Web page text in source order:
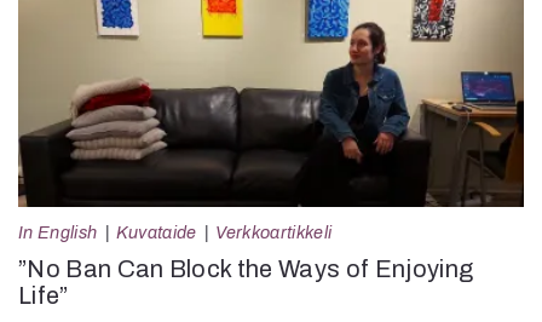
In English Kuvataide Verkkoartikkeli
”No Ban Can Block the Ways of Enjoying
Life”